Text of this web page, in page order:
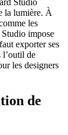
Studio
la lumière. À
les
impose
exporter ses
l’outil de
les designers
de